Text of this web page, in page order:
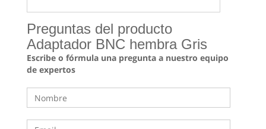
Preguntas del producto
Adaptador BNC hembra Gris
Escribe o fórmula una pregunta a nuestro equipo
de expertos